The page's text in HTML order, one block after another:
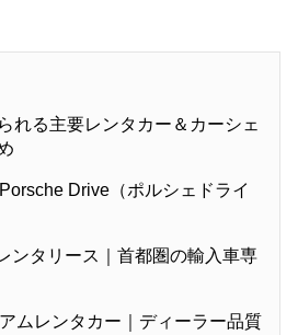
れる主要レンタカー＆カーシェ
Drive（ポルシェドライ
ンタリース｜首都圏の輸入車専
ムレンタカー｜ディーラー品質